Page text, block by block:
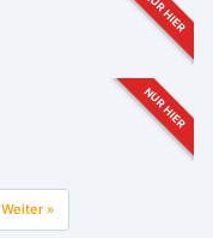
NUR HIER
NUR HIER
Weiter »